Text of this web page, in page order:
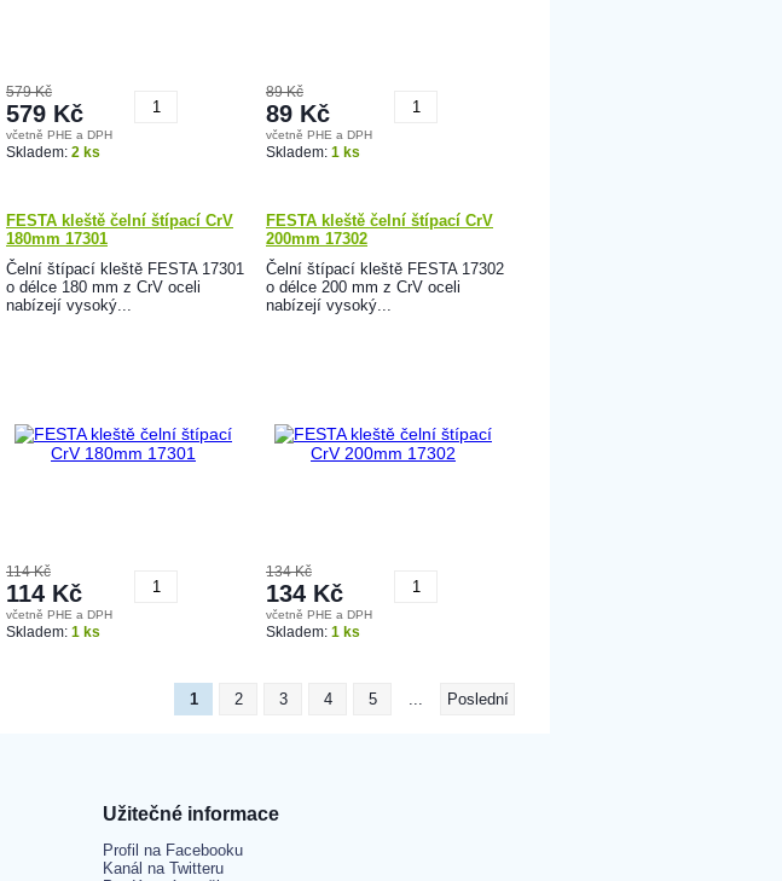
579 Kč
579 Kč
včetně PHE a DPH
Skladem: 2 ks
89 Kč
89 Kč
včetně PHE a DPH
Skladem: 1 ks
FESTA kleště čelní štípací CrV
180mm 17301
Čelní štípací kleště FESTA 17301
o délce 180 mm z CrV oceli
nabízejí vysoký...
114 Kč
114 Kč
včetně PHE a DPH
Skladem: 1 ks
FESTA kleště čelní štípací CrV
200mm 17302
Čelní štípací kleště FESTA 17302
o délce 200 mm z CrV oceli
nabízejí vysoký...
134 Kč
134 Kč
včetně PHE a DPH
Skladem: 1 ks
1 2 3 4 5 ... Poslední
Užitečné informace
Profil na Facebooku
Kanál na Twitteru